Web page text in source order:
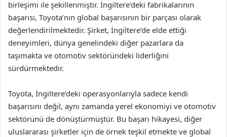
birleşimi ile şekillenmiştir. İngiltere’deki fabrikalarının
başarısı, Toyota’nın global başarısının bir parçası olarak
değerlendirilmektedir. Şirket, İngiltere’de elde ettiği
deneyimleri, dünya genelindeki diğer pazarlara da
taşımakta ve otomotiv sektöründeki liderliğini
sürdürmektedir.
Toyota, İngiltere’deki operasyonlarıyla sadece kendi
başarısını değil, aynı zamanda yerel ekonomiyi ve otomotiv
sektörünü de dönüştürmüştür. Bu başarı hikayesi, diğer
uluslararası şirketler için de örnek teşkil etmekte ve global